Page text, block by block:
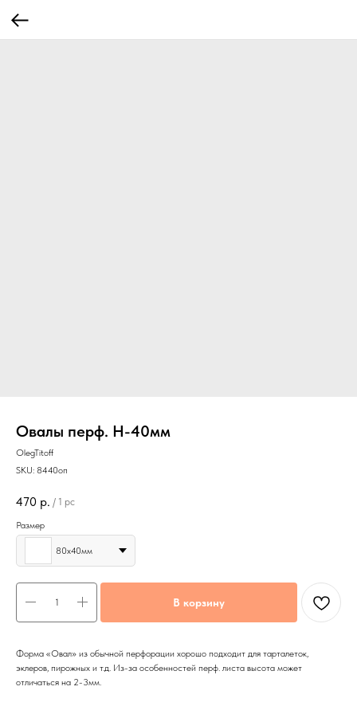
Овалы перф. Н-40мм
OlegTitoff
SKU: 8440оп
470 р. / 1 pc
Размер
80х40мм
В корзину
Форма «Овал» из обычной перфорации хорошо подходит для тарталеток,
эклеров, пирожных и т.д. Из-за особенностей перф. листа высота может
отличаться на 2-3мм.